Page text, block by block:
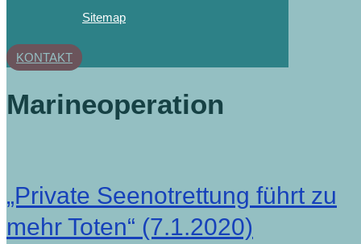
Sitemap
KONTAKT
Marineoperation
„Private Seenotrettung führt zu
mehr Toten“ (7.1.2020)